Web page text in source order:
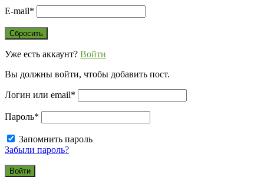
E-mail*
Уже есть аккаунт? Войти
Вы должны войти, чтобы добавить пост.
Логин или email*
Пароль*
Запомнить пароль
Забыли пароль?